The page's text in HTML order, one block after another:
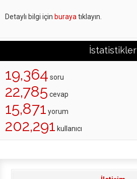
Detaylı bilgi için buraya tıklayın.
İstatistikler
19,364 soru
22,785 cevap
15,871 yorum
202,291 kullanıcı